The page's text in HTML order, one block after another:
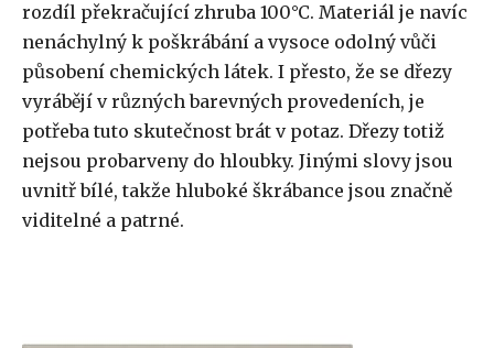
rozdíl překračující zhruba 100°C. Materiál je navíc
nenáchylný k poškrábání a vysoce odolný vůči
působení chemických látek. I přesto, že se dřezy
vyrábějí v různých barevných provedeních, je
potřeba tuto skutečnost brát v potaz. Dřezy totiž
nejsou probarveny do hloubky. Jinými slovy jsou
uvnitř bílé, takže hluboké škrábance jsou značně
viditelné a patrné.